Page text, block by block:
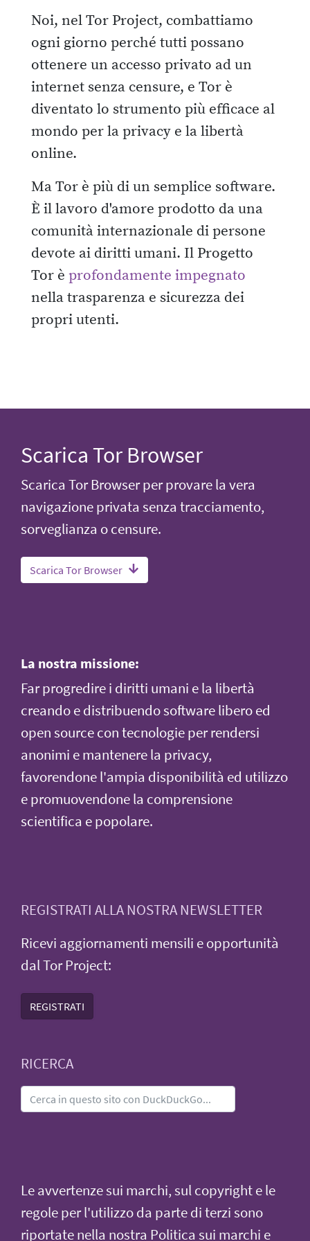
Noi, nel Tor Project, combattiamo
ogni giorno perché tutti possano
ottenere un accesso privato ad un
internet senza censure, e Tor è
diventato lo strumento più efficace al
mondo per la privacy e la libertà
online.
Ma Tor è più di un semplice software.
È il lavoro d'amore prodotto da una
comunità internazionale di persone
devote ai diritti umani. Il Progetto
Tor è profondamente impegnato
nella trasparenza e sicurezza dei
propri utenti.
Scarica Tor Browser
Scarica Tor Browser per provare la vera
navigazione privata senza tracciamento,
sorveglianza o censure.
Scarica Tor Browser
La nostra missione:
Far progredire i diritti umani e la libertà
creando e distribuendo software libero ed
open source con tecnologie per rendersi
anonimi e mantenere la privacy,
favorendone l'ampia disponibilità ed utilizzo
e promuovendone la comprensione
scientifica e popolare.
REGISTRATI ALLA NOSTRA NEWSLETTER
Ricevi aggiornamenti mensili e opportunità
dal Tor Project:
REGISTRATI
RICERCA
Le avvertenze sui marchi, sul copyright e le
regole per l'utilizzo da parte di terzi sono
riportate nella nostra Politica sui marchi e